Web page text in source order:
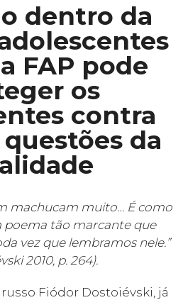
dentro da
FAP pode
os
contra
da
machucam muito… É como
poema tão marcante que
vez que lembramos nele.”
2010, p. 264).
Fiódor Dostoiévski, já